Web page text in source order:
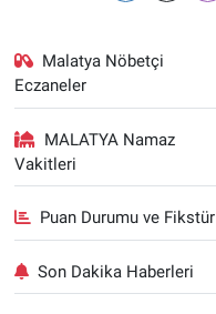
Malatya Nöbetçi
Eczaneler
MALATYA Namaz
Vakitleri
Puan Durumu ve Fikstür
Son Dakika Haberleri